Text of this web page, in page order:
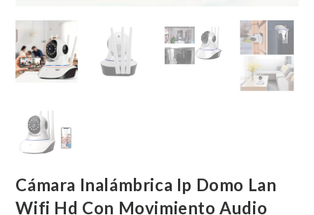
Cámara Inalámbrica Ip Domo Lan
Wifi Hd Con Movimiento Audio